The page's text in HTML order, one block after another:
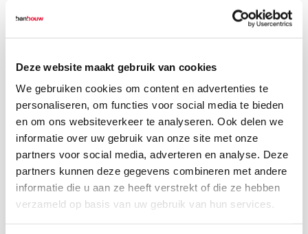
Deze website maakt gebruik van cookies
We gebruiken cookies om content en advertenties te
personaliseren, om functies voor social media te bieden
en om ons websiteverkeer te analyseren. Ook delen we
informatie over uw gebruik van onze site met onze
partners voor social media, adverteren en analyse. Deze
partners kunnen deze gegevens combineren met andere
informatie die u aan ze heeft verstrekt of die ze hebben
verzameld op basis van uw gebruik van hun services.
21 december 2018